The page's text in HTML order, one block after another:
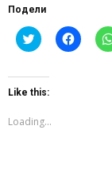
Подели
Click
to
Twitter
(Opens
in
window)
Click
to
Like this:
Loading...